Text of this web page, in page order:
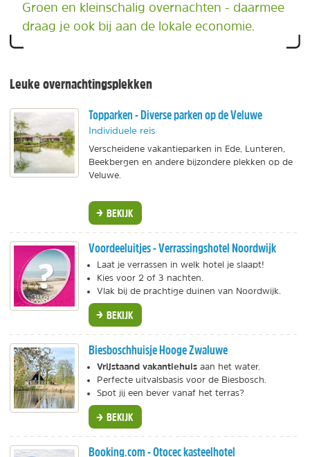
Groen en kleinschalig overnachten - daarmee
draag je ook bij aan de lokale economie.
Leuke overnachtingsplekken
Topparken - Diverse parken op de Veluwe
Individuele reis
Verscheidene vakantieparken in Ede, Lunteren,
Beekbergen en andere bijzondere plekken op de
Veluwe.
BEKIJK
Voordeeluitjes - Verrassingshotel Noordwijk
Laat je verrassen in welk hotel je slaapt!
Kies voor 2 of 3 nachten.
Vlak bij de prachtige duinen van Noordwijk.
BEKIJK
Biesboschhuisje Hooge Zwaluwe
Vrijstaand vakantiehuis aan het water.
Perfecte uitvalsbasis voor de Biesbosch.
Spot jij een bever vanaf het terras?
BEKIJK
Booking.com - Otocec kasteelhotel